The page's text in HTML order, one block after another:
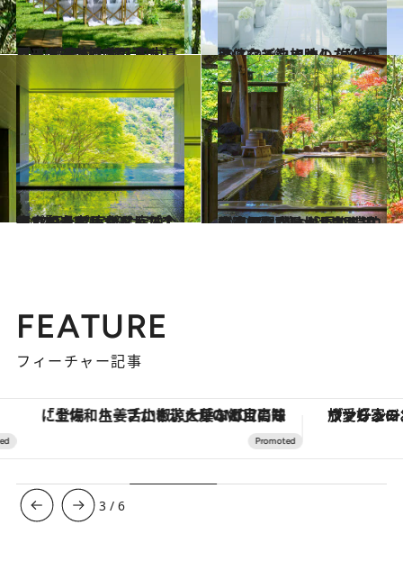
2022.9.16
アフターコロナの 国内リゾート婚はここで決まり！ 【日本の海・山・高原リゾート婚5選】
ライフスタイル 2022.9.10
アフターコロナの 海外婚はここで決まり！ 【入国条件なども加味した4選】
ライフスタイル
2022.9.12
温泉賢者17人が選んだ今行くべき宿 実際に宿泊した17軒をピックアップ！ 宿での過ごし方＆おススメポイントも
旅＆お出かけ 2022.7.3
連泊の醍醐味がわかる温泉宿4選 ご飯も温泉も1泊じゃ足りない！ 長期滞在が正解な宿、増えてます
旅＆お出かけ
FEATURE
フィーチャー記事
「土佐和ハーブかき氷」がOMO7高知に登場！生姜、山椒、大葉など目にも舌にも涼を呼ぶ郷土の味 ヴァシュロン・コンスタンタ
3 /6